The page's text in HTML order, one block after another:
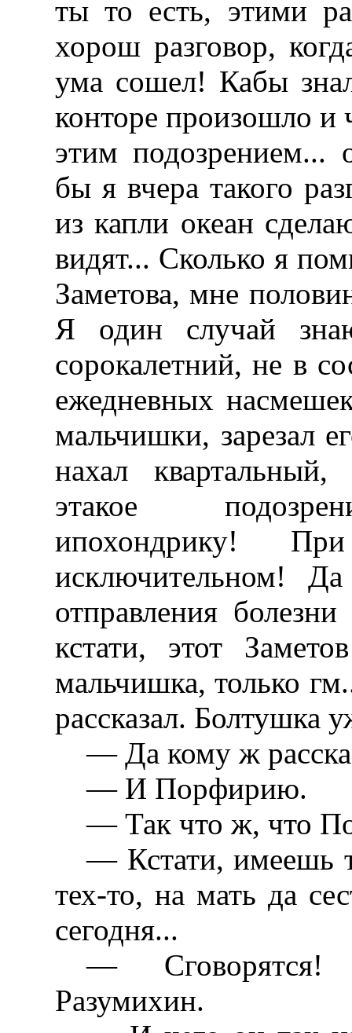
ты то есть, этими
хорош разговор,
ума сошел! Кабы
конторе произошло и
этим подозрением...
бы я вчера такого
из капли океан
видят... Сколько я
Заметова, мне
Я один случай
сорокалетний, не в
ежедневных
мальчишки, зарезал
нахал
этакое
ипохондрику!
исключительном!
отправления
кстати, этот
мальчишка, только
рассказал. Болтушка
— Да кому ж
— И Порфирию.
— Так что ж, что
— Кстати, имеешь
тех-то, на мать да
сегодня...
—
Разумихин.